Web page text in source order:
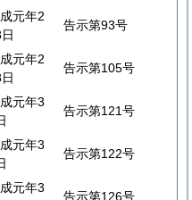
元年2
告示第93号
元年2
告示第105号
元年3
告示第121号
元年3
告示第122号
元年3
告示第126号